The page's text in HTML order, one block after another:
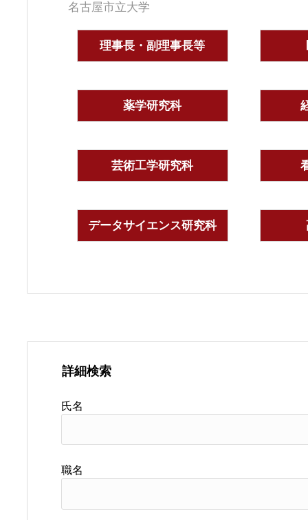
名古屋市立大学
理事長・副理事長等
薬学研究科
芸術工学研究科
データサイエンス研究科
詳細検索
氏名
職名